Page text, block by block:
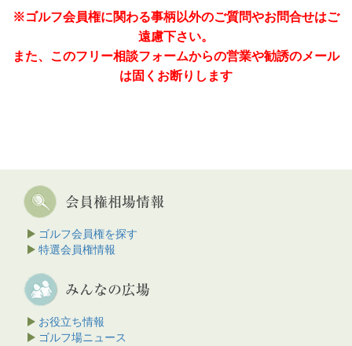
※ゴルフ会員権に関わる事柄以外のご質問やお問合せはご
遠慮下さい。
また、このフリー相談フォームからの営業や勧誘のメール
は固くお断りします
ゴルフ会員権を探す
特選会員権情報
お役立ち情報
ゴルフ場ニュース